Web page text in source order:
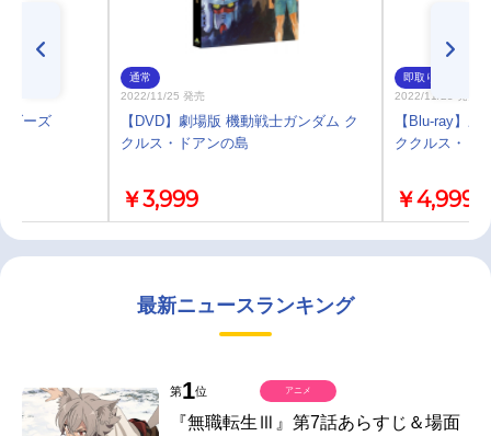
ダーズ
通常
2022/11/25 発売
【DVD】劇場版 機動戦士ガンダム ク
クルス・ドアンの島
￥3,999
即取り
2022/11/25 発売
【Blu-ray】
ククルス・ド
￥4,999
最新ニュースランキング
第1位
『無職転生Ⅲ』第7話あらすじ＆場面
アニメ